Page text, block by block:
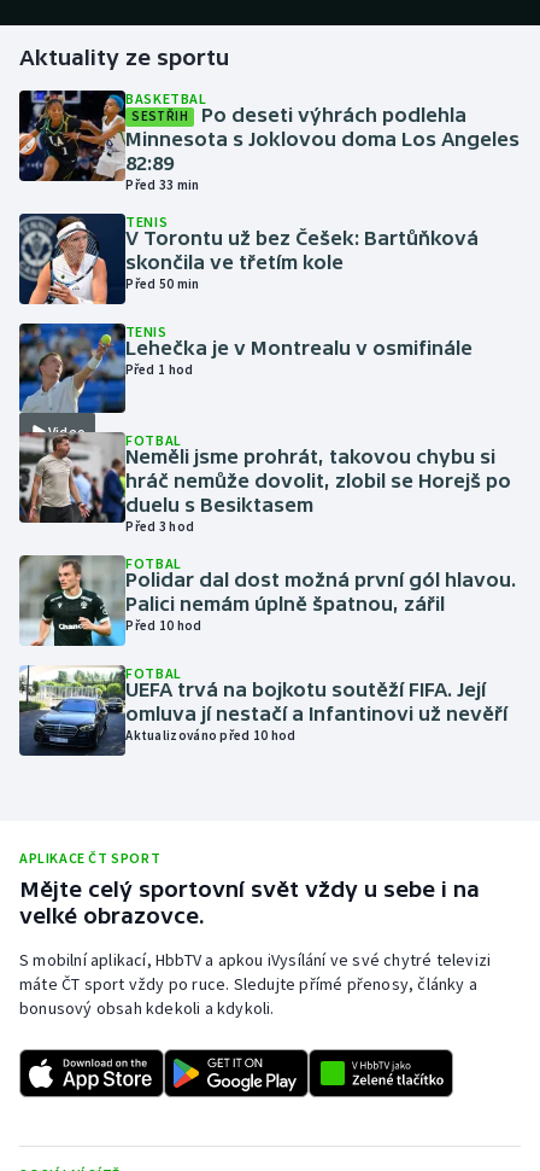
Gymnastika
Házená
Jezdectví
Judo
Krasobruslení
Lezení
Lyže a snowboard
Moderní pětiboj
Motorsport
Olympijské hry
Parasport
Plavání
Plážový volejbal
Short track
Sportovní střelba
Triatlon
Aktuality ze sportu
BASKETBAL
SESTŘIH
Po deseti výhrách podlehla
Minnesota s Joklovou doma Los Angeles
82:89
Před 33 min
TENIS
V Torontu už bez Češek: Bartůňková
skončila ve třetím kole
Před 50 min
Video
TENIS
Lehečka je v Montrealu v osmifinále
Před 1 hod
FOTBAL
Neměli jsme prohrát, takovou chybu si
hráč nemůže dovolit, zlobil se Horejš po
duelu s Besiktasem
Před 3 hod
FOTBAL
Polidar dal dost možná první gól hlavou.
Palici nemám úplně špatnou, zářil
Před 10 hod
FOTBAL
UEFA trvá na bojkotu soutěží FIFA. Její
omluva jí nestačí a Infantinovi už nevěří
Aktualizováno před 10 hod
APLIKACE ČT SPORT
Mějte celý sportovní svět vždy u sebe i na
velké obrazovce.
S mobilní aplikací, HbbTV a apkou iVysílání ve své chytré televizi
máte ČT sport vždy po ruce. Sledujte přímé přenosy, články a
bonusový obsah kdekoli a kdykoli.